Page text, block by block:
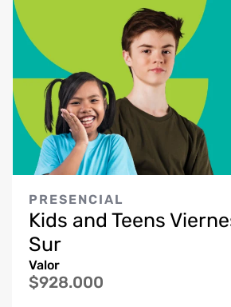
PRESENCIAL
Kids and Teens
Sur
Valor
$928.000